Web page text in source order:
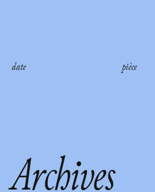
date pièce
Archives